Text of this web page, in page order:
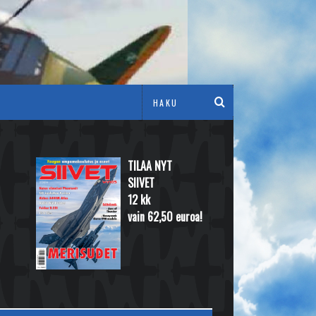
TILAA NYT
SIIVET
12 kk
vain 62,50 euroa!